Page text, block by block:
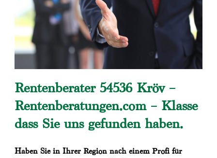
Rentenberater 54536 Kröv –
Rentenberatungen.com – Klasse
dass Sie uns gefunden haben.
Haben Sie in Ihrer Region nach einem Profi für